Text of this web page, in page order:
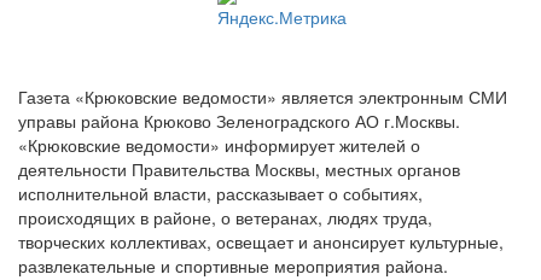
Газета «Крюковские ведомости» является электронным СМИ
управы района Крюково Зеленоградского АО г.Москвы.
«Крюковские ведомости» информирует жителей о
деятельности Правительства Москвы, местных органов
исполнительной власти, рассказывает о событиях,
происходящих в районе, о ветеранах, людях труда,
творческих коллективах, освещает и анонсирует культурные,
развлекательные и спортивные мероприятия района.